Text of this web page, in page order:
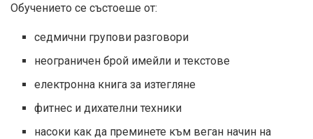
Обучението се състоеше от:
седмични групови разговори
неограничен брой имейли и текстове
електронна книга за изтегляне
фитнес и дихателни техники
насоки как да преминете към веган начин на